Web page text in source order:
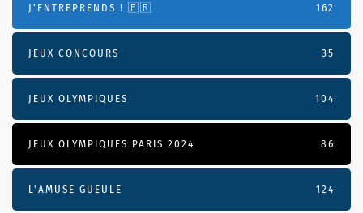
J'ENTREPRENDS ! 🇫🇷 162
JEUX CONCOURS 35
JEUX OLYMPIQUES 104
JEUX OLYMPIQUES PARIS 2024 86
L'AMUSE GUEULE 124